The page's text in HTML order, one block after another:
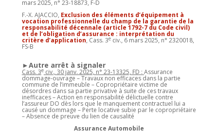
mars 2025, n° 23-18873, F-D
F.-X. AJACCIO, Exclusion des éléments d’équipement à
vocation professionnelle du champ de la garantie de la
responsabilité décennale (article 1792-7 du Code civil)
et de l’obligation d’assurance : interprétation du
critère d’application, Cass. 3eciv., 6 mars 2025, n° 2320018,
FS-B
►Autre arrêt à signaler
Cass. 3eciv., 30 janv. 2025, n° 23-13325, FD : Assurance
dommage-ouvrage – Travaux non efficaces dans la partie
commune de l’immeuble – Copropriétaire victime de
désordres dans sa partie privative à suite de ces travaux
inefficaces – Action en responsabilité délictuelle contre
l’assureur DO dès lors que le manquement contractuel lui a
causé un dommage – Perte locative subie par le copropriétaire
– Absence de preuve du lien de causalité
Assurance Automobile